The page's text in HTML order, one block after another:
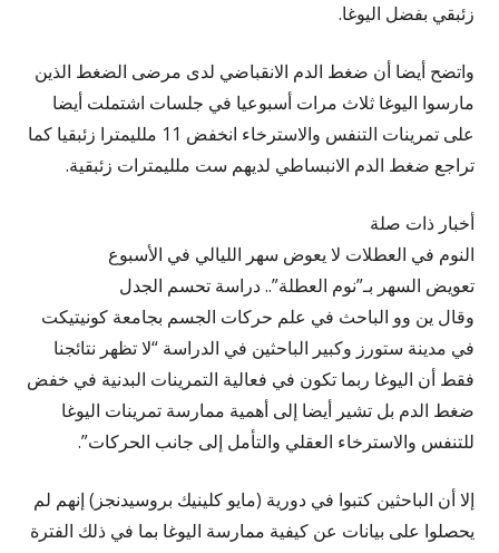
زئبقي بفضل اليوغا.
واتضح أيضا أن ضغط الدم الانقباضي لدى مرضى الضغط الذين
مارسوا اليوغا ثلاث مرات أسبوعيا في جلسات اشتملت أيضا
على تمرينات التنفس والاسترخاء انخفض 11 ملليمترا زئبقيا كما
تراجع ضغط الدم الانبساطي لديهم ست ملليمترات زئبقية.
أخبار ذات صلة
النوم في العطلات لا يعوض سهر الليالي في الأسبوع
تعويض السهر بـ”نوم العطلة”.. دراسة تحسم الجدل
وقال ين وو الباحث في علم حركات الجسم بجامعة كونيتيكت
في مدينة ستورز وكبير الباحثين في الدراسة “لا تظهر نتائجنا
فقط أن اليوغا ربما تكون في فعالية التمرينات البدنية في خفض
ضغط الدم بل تشير أيضا إلى أهمية ممارسة تمرينات اليوغا
للتنفس والاسترخاء العقلي والتأمل إلى جانب الحركات”.
إلا أن الباحثين كتبوا في دورية (مايو كلينيك بروسيدنجز) إنهم لم
يحصلوا على بيانات عن كيفية ممارسة اليوغا بما في ذلك الفترة